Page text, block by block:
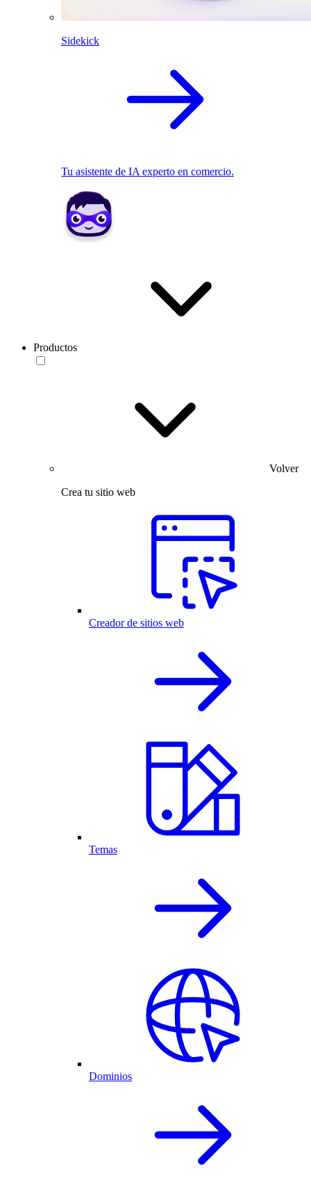
Sidekick
Tu asistente de IA experto en comercio.
Productos
Volver
Crea tu sitio web
Creador de sitios web
Temas
Dominios